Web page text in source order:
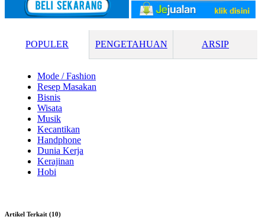
POPULER PENGETAHUAN ARSIP
Mode / Fashion
Resep Masakan
Bisnis
Wisata
Musik
Kecantikan
Handphone
Dunia Kerja
Kerajinan
Hobi
Artikel Terkait (10)